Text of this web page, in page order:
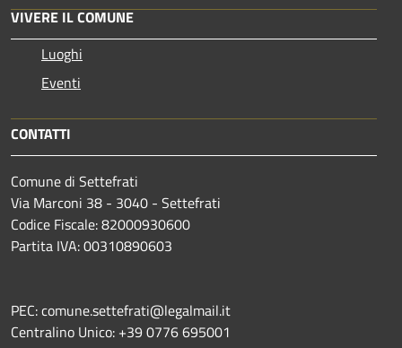
VIVERE IL COMUNE
Luoghi
Eventi
CONTATTI
Comune di Settefrati
Via Marconi 38 - 3040 - Settefrati
Codice Fiscale: 82000930600
Partita IVA: 00310890603
PEC: comune.settefrati@legalmail.it
Centralino Unico: +39 0776 695001